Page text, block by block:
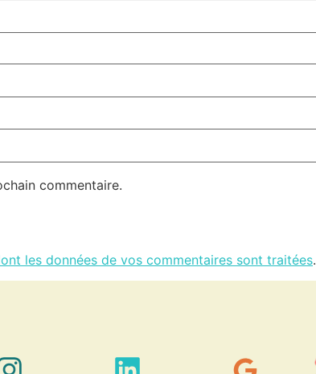
commentaire.
les données de vos commentaires sont traitées.